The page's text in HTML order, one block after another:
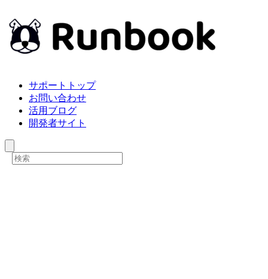
サポートトップ
お問い合わせ
活用ブログ
開発者サイト